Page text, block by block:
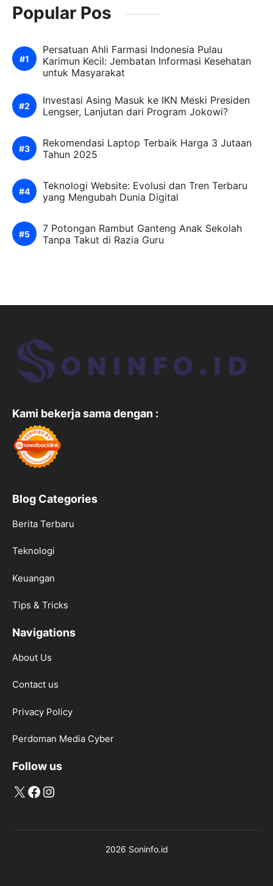
Popular Pos
Persatuan Ahli Farmasi Indonesia Pulau
Karimun Kecil: Jembatan Informasi Kesehatan
untuk Masyarakat
Investasi Asing Masuk ke IKN Meski Presiden
Lengser, Lanjutan dari Program Jokowi?
Rekomendasi Laptop Terbaik Harga 3 Jutaan
Tahun 2025
Teknologi Website: Evolusi dan Tren Terbaru
yang Mengubah Dunia Digital
7 Potongan Rambut Ganteng Anak Sekolah
Tanpa Takut di Razia Guru
Kami bekerja sama dengan :
Blog Categories
Berita Terbaru
Teknologi
Keuangan
Tips & Tricks
Navigations
About Us
Contact us
Privacy Policy
Perdoman Media Cyber
Follow us
X Facebook
Instagram
2026 Soninfo.id